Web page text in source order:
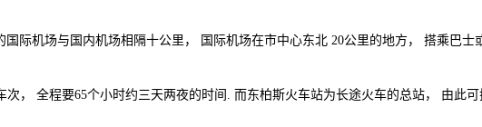
际机场与国内机场相隔十公里， 国际机场在市中心东北 20公里的地方， 搭乘巴士
， 全程要65个小时约三天两夜的时间. 而东柏斯火车站为长途火车的总站， 由此